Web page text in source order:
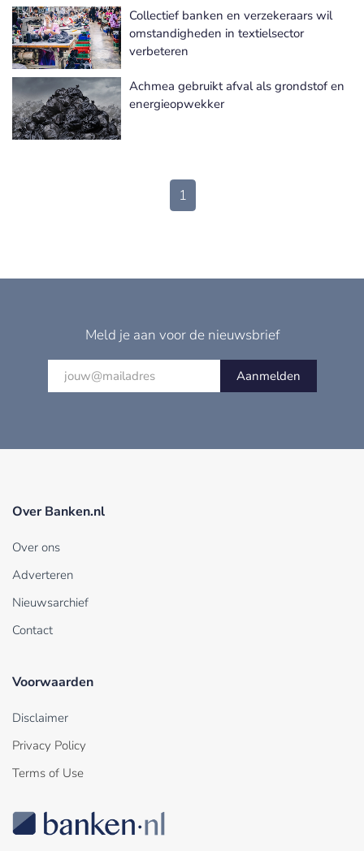
Collectief banken en verzekeraars wil
omstandigheden in textielsector
verbeteren
Achmea gebruikt afval als grondstof en
energieopwekker
1
Meld je aan voor de nieuwsbrief
Aanmelden
Over Banken.nl
Over ons
Adverteren
Nieuwsarchief
Contact
Voorwaarden
Disclaimer
Privacy Policy
Terms of Use